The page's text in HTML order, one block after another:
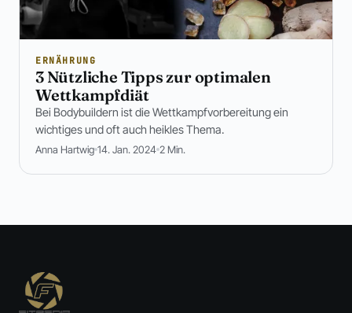
ERNÄHRUNG
3 Nützliche Tipps zur optimalen
Wettkampfdiät
Bei Bodybuildern ist die Wettkampfvorbereitung ein
wichtiges und oft auch heikles Thema.
Anna Hartwig 14. Jan. 2024 2 Min.